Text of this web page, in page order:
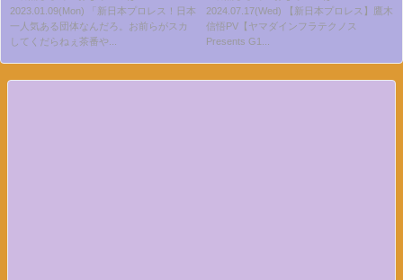
だからプロレスがナメられるん
だよ！」1.21vs新日本対抗戦に
2023.01.09(Mon) 「新日本プロレス！日本
一人気ある団体なんだろ。お前らがスカ
してくだらねぇ茶番や...
2024.07.17(Wed) 【新日本プロレス】鷹木
信悟PV【ヤマダインフラテクノス
Presents G1...